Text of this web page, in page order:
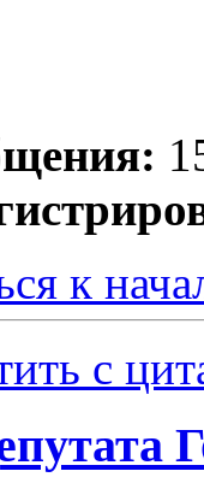
к
с